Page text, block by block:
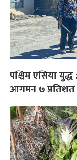
पश्चिम एसिया
आगमन ७ प्रतिशत